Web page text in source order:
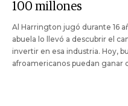
100 millones
Al Harrington jugó durante 16
abuela lo llevó a descubrir el
invertir en esa industria. Hoy,
afroamericanos puedan ganar